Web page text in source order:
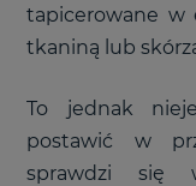
tapicerowane w
tkaniną lub
To jednak
postawić w
sprawdzi się